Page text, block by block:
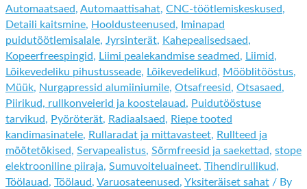
Automaatsaed, Automaattisahat, CNC-töötlemiskeskused,
Detaili kaitsmine, Hooldusteenused,
Iminapad
puidutöötlemisalale, Jyrsinterät, Kahepealisedsaed,
Kopeerfreespingid, Liimi pealekandmise seadmed, Liimid,
Lõikevedeliku pihustusseade, Lõikevedelikud, Mööblitööstus,
Müük, Nurgapressid alumiiniumile, Otsafreesid, Otsasaed,
Piirikud, rullkonveierid ja koostelauad, Puidutööstuse
tarvikud, Pyöröterät, Radiaalsaed, Riepe tooted
kandimasinatele, Rullaradat ja mittavasteet, Rullteed ja
mõõtetõkised, Servapealistus, Sõrmfreesid ja saekettad, stope
elektrooniline piiraja, Sumuvoiteluaineet, Tihendirullikud,
Töölauad, Töölaud, Varuosateenused, Yksiteräiset sahat / By